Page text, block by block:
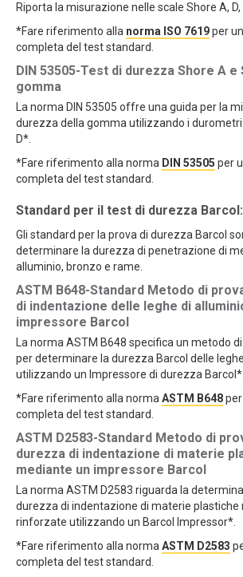
Riporta la misurazione nelle scale Shore A,
*Fare riferimento alla norma ISO 7619per
completa del test standard.
DIN 53505-Test di durezza Shore A e
gomma
La norma DIN 53505 offre una guida per la
durezza della gomma utilizzando i durometri
D*.
*Fare riferimento alla norma DIN 53505 per
completa del test standard.
Standard per il test di durezza Barcol:
Gli standard per la prova di durezza Barcol
determinare la durezza di penetrazione di
alluminio, bronzo e rame.
ASTM B648-Standard Metodo di
di indentazione delle leghe di
impressore Barcol
La norma ASTM B648 specifica un metodo
per determinare la durezza Barcol delle
utilizzando un Impressore di durezza Barcol*.
*Fare riferimento alla norma ASTM B648
completa del test standard.
ASTM D2583-Standard Metodo di
durezza di indentazione di materie
mediante un impressore Barcol
La norma ASTM D2583 riguarda la
durezza di indentazione di materie plastiche
rinforzate utilizzando un Barcol Impressor*.
*Fare riferimento alla norma ASTM D2583
completa del test standard.